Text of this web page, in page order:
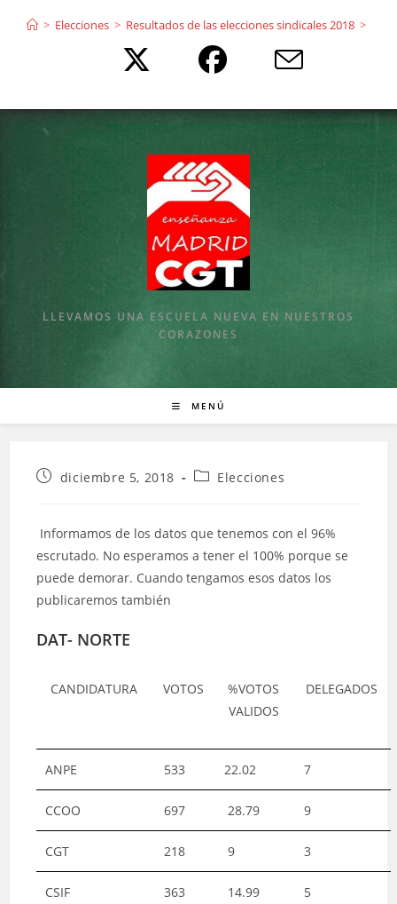
> Elecciones > Resultados de las elecciones sindicales 2018 >
LLEVAMOS UNA ESCUELA NUEVA EN NUESTROS
CORAZONES
MENÚ
Publicación
entrada:
diciembre 5, 2018
Categoría
entrada:
Elecciones
Informamos de los datos que tenemos con el 96%
escrutado. No esperamos a tener el 100% porque se
puede demorar. Cuando tengamos esos datos los
publicaremos también
DAT- NORTE
CANDIDATURA VOTOS
%VOTOS
VALIDOS
DELEGADOS
ANPE 533 22.02 7
CCOO 697 28.79 9
CGT 218 9 3
CSIF 363 14.99 5